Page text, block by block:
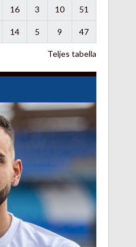
16 3 10 51
14 5 9 47
Teljes tabella